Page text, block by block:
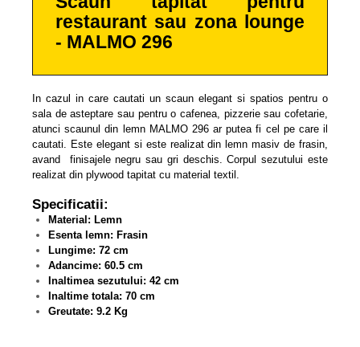
restaurant sau zona lounge
- MALMO 296
In cazul in care cautati un scaun elegant si spatios pentru o
sala de asteptare sau pentru o cafenea, pizzerie sau cofetarie,
atunci scaunul din lemn MALMO 296 ar putea fi cel pe care il
cautati. Este elegant si este realizat din lemn masiv de frasin,
avand finisajele negru sau gri deschis. Corpul sezutului este
realizat din plywood tapitat cu material textil.
Specificatii:
Material: Lemn
Esenta lemn: Frasin
Lungime: 72 cm
Adancime: 60.5 cm
Inaltimea sezutului: 42 cm
Inaltime totala: 70 cm
Greutate: 9.2 Kg